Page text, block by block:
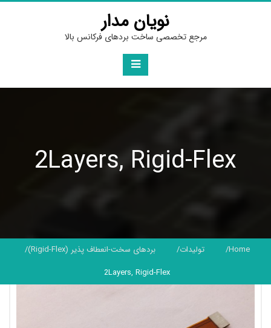
Skip
نویان مدار
مرجع تخصصی ساخت بردهای فرکانس بالا
2Layers, Rigid-Flex
Home تولیدات
بردهای سخت-انعطاف پذیر (Rigid-Flex)
2Layers, Rigid-Flex